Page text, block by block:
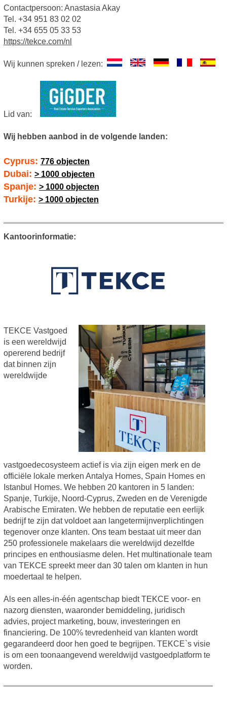
Contactpersoon: Anastasia Akay
Tel. +34 951 83 02 02
Tel. +34 655 05 33 53
https://tekce.com/nl
Wij kunnen spreken / lezen:
Lid van:
Wij hebben aanbod in de volgende landen:
Cyprus: 776 objecten
Dubai: > 1000 objecten
Spanje: > 1000 objecten
Turkije: > 1000 objecten
Kantoorinformatie:
TEKCE Vastgoed
is een wereldwijd
opererend bedrijf
dat binnen zijn
wereldwijde
vastgoedecosysteem actief is via zijn eigen merk en de
officiële lokale merken Antalya Homes, Spain Homes en
Istanbul Homes. We hebben 20 kantoren in 5 landen:
Spanje, Turkije, Noord-Cyprus, Zweden en de Verenigde
Arabische Emiraten. We hebben de reputatie een eerlijk
bedrijf te zijn dat voldoet aan langetermijnverplichtingen
tegenover onze klanten. Ons team bestaat uit meer dan
250 professionele makelaars die wereldwijd dezelfde
principes en enthousiasme delen. Het multinationale team
van TEKCE spreekt meer dan 30 talen om klanten in hun
moedertaal te helpen.
Als een alles-in-één agentschap biedt TEKCE voor- en
nazorg diensten, waaronder bemiddeling, juridisch
advies, project marketing, bouw, investeringen en
financiering. De 100% tevredenheid van klanten wordt
gegarandeerd door hen goed te begrijpen. TEKCE`s visie
is om een toonaangevend wereldwijd vastgoedplatform te
worden.